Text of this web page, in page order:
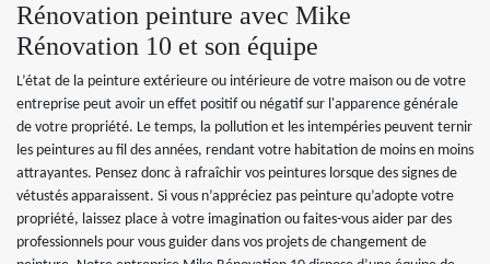
Rénovation peinture avec Mike
Rénovation 10 et son équipe
L’état de la peinture extérieure ou intérieure de votre maison ou de votre
entreprise peut avoir un effet positif ou négatif sur l'apparence générale
de votre propriété. Le temps, la pollution et les intempéries peuvent ternir
les peintures au fil des années, rendant votre habitation de moins en moins
attrayantes. Pensez donc à rafraîchir vos peintures lorsque des signes de
vétustés apparaissent. Si vous n’appréciez pas peinture qu’adopte votre
propriété, laissez place à votre imagination ou faites-vous aider par des
professionnels pour vous guider dans vos projets de changement de